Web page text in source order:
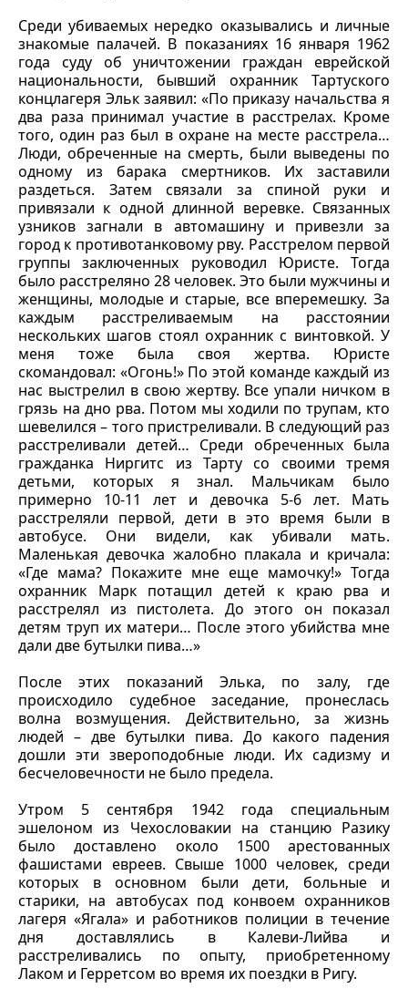
Среди убиваемых нередко оказывались и личные
знакомые палачей. В показаниях 16 января 1962
года суду об уничтожении граждан еврейской
национальности, бывший охранник Тартуского
концлагеря Эльк заявил: «По приказу начальства я
два раза принимал участие в расстрелах. Кроме
того, один раз был в охране на месте расстрела…
Люди, обреченные на смерть, были выведены по
одному из барака смертников. Их заставили
раздеться. Затем связали за спиной руки и
привязали к одной длинной веревке. Связанных
узников загнали в автомашину и привезли за
город к противотанковому рву. Расстрелом первой
группы заключенных руководил Юристе. Тогда
было расстреляно 28 человек. Это были мужчины и
женщины, молодые и старые, все вперемешку. За
каждым расстреливаемым на расстоянии
нескольких шагов стоял охранник с винтовкой. У
меня тоже была своя жертва. Юристе
скомандовал: «Огонь!» По этой команде каждый из
нас выстрелил в свою жертву. Все упали ничком в
грязь на дно рва. Потом мы ходили по трупам, кто
шевелился – того пристреливали. В следующий раз
расстреливали детей… Среди обреченных была
гражданка Ниргитс из Тарту со своими тремя
детьми, которых я знал. Мальчикам было
примерно 10-11 лет и девочка 5-6 лет. Мать
расстреляли первой, дети в это время были в
автобусе. Они видели, как убивали мать.
Маленькая девочка жалобно плакала и кричала:
«Где мама? Покажите мне еще мамочку!» Тогда
охранник Марк потащил детей к краю рва и
расстрелял из пистолета. До этого он показал
детям труп их матери… После этого убийства мне
дали две бутылки пива…»
После этих показаний Элька, по залу, где
происходило судебное заседание, пронеслась
волна возмущения. Действительно, за жизнь
людей – две бутылки пива. До какого падения
дошли эти звероподобные люди. Их садизму и
бесчеловечности не было предела.
Утром 5 сентября 1942 года специальным
эшелоном из Чехословакии на станцию Разику
было доставлено около 1500 арестованных
фашистами евреев. Свыше 1000 человек, среди
которых в основном были дети, больные и
старики, на автобусах под конвоем охранников
лагеря «Ягала» и работников полиции в течение
дня доставлялись в Калеви-Лийва и
расстреливались по опыту, приобретенному
Лаком и Герретсом во время их поездки в Ригу.